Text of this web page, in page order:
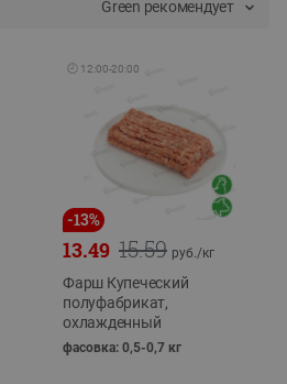
Green рекомендует
🕘 12:00-20:00
-13%
15.59
13.49 руб./кг
Фарш Купеческий
полуфабрикат,
охлажденный
фасовка: 0,5-0,7 кг